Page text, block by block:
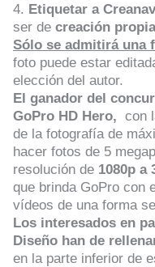
4. Etiquetar a
ser de creación
Sólo se admitirá una
foto puede estar
elección del autor.
El ganador del
GoPro HD Hero, con
de la fotografía de
hacer fotos de 5
resolución de 1080p a
que brinda GoPro con
vídeos de una forma
Los interesados en
Diseño han de
en la parte inferior de